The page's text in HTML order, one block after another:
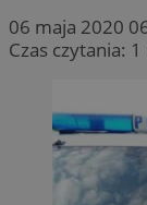
06 maja 2020
Czas czytania: